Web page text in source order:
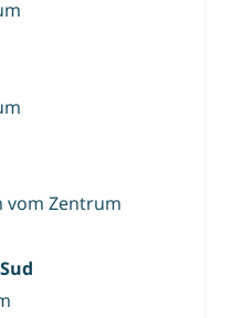
vom Zentrum